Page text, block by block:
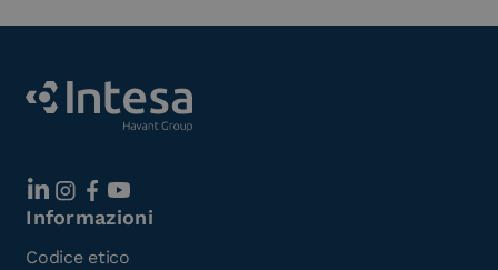
Informazioni
Codice etico